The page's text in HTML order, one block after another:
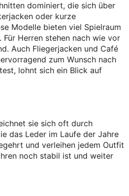
dominiert, die sich über
oder kurze
Modelle bieten viel Spielraum
Herren stehen nach wie vor
Auch Fliegerjacken und Café
zum Wunsch nach
lohnt sich ein Blick auf
sie sich oft durch
das Leder im Laufe der Jahre
und verleihen jedem Outfit
noch stabil ist und weiter